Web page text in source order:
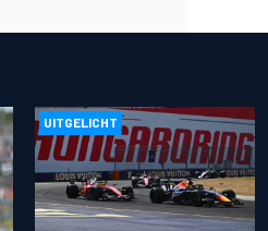
UITGELICHT